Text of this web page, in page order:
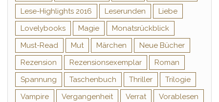
Lese-Highlights 2016
Leserunden
Liebe
Lovelybooks
Magie
Monatsrückblick
Must-Read
Mut Märchen
Neue Bücher
Rezension
Rezensionsexemplar
Roman
Spannung
Taschenbuch Thriller
Trilogie
Vampire
Vergangenheit Verrat Vorablesen